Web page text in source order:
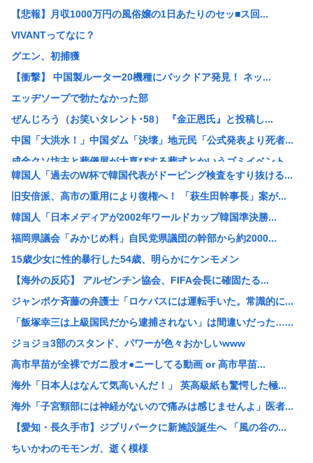
【悲報】月収1000万円の風俗嬢の1日あたりのセッ■ス回...
VIVANTってなに？
グエン、初捕獲
【衝撃】 中国製ルーター20機種にバックドア発見！ ネッ...
エッヂソープで勃たなかった部
ぜんじろう（お笑いタレント･58） 『金正恩氏』と投稿し...
中国「大洪水！」中国ダム「決壊」地元民「公式発表より死者...
成金クソ坊主と葬儀屋が大喜びする葬式とかいうゴミイベント...
【悲報】いまの小学生 朝7時から学校に預けられ放課後も夜...
【悲報】れいわ大石あきこさん、活動休止。
【衝撃】佐藤二朗(57)、久しぶりにXを更新！その内容が...
人気アニメ「メイドインアビス」の主題歌にVTuberさん...
【速報】140kg俺、はま寿司で食いまくるwww（※画像...
【悲報】キヨ、逮捕www
【悲報】みぃちゃん、マジでアニメ中止になりそう
【悲報】日本人なら誰もが知ってるのに、まだ一度も大河で取...
【画像】女子高生、市民プールでエグい乳を放り出してしまう...
【画像】SHELLYの産後おっぱい、たわわ、たわわwww
女子高生被害のクマスプレー誤射事件。引率教員が腰に下げて...
【スペインが不法移民50万人を合法化】「富の象徴」に掲示...
人手不足ガチで限界？社員が辞めただけで会社終了へ…
【悲報】バイクが趣味の女だけど、なぜ「こう」なるのかわか...
韓国人「過去のW杯で韓国代表がドーピング検査をすり抜ける...
旧安倍派、高市の重用により復権へ！ 「萩生田幹事長」案が...
韓国人「日本メディアが2002年ワールドカップ韓国準決勝...
福岡県議会「みかじめ料」自民党県議団の幹部から約2000...
15歳少女に性的暴行した54歳、明らかにケンモメン
【海外の反応】 アルゼンチン協会、FIFA会長に確固たる...
ジャンポケ斉藤の弁護士「ロケバスには運転手いた。常識的に...
「飯塚幸三は上級国民だから逮捕されない」は間違いだった…...
ジョジョ3部のスタンド、パワーが色々おかしいwww
高市早苗が全裸でガニ股オ●ニーしてる動画 or 高市早苗...
海外「日本人はなんて気高いんだ！」 英高級紙も驚愕した極...
海外「子宮頸部には神経がないので痛みは感じませんよ」医者...
【愛知・長久手市】ジブリパークに新施設誕生へ 「風の谷の...
ちいかわのモモンガ、逝く模様